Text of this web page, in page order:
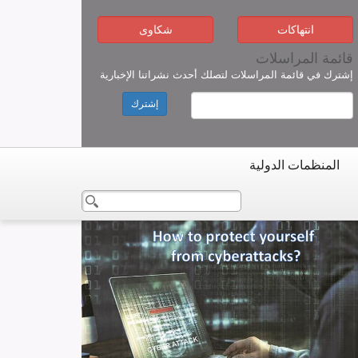
انتهاكات شكاوى
قائمة المراسلات
إشترك في قائمة المراسلات لتصلك أحدث نشراتنا الإخبارية
إشترك
المنظمات الدولية